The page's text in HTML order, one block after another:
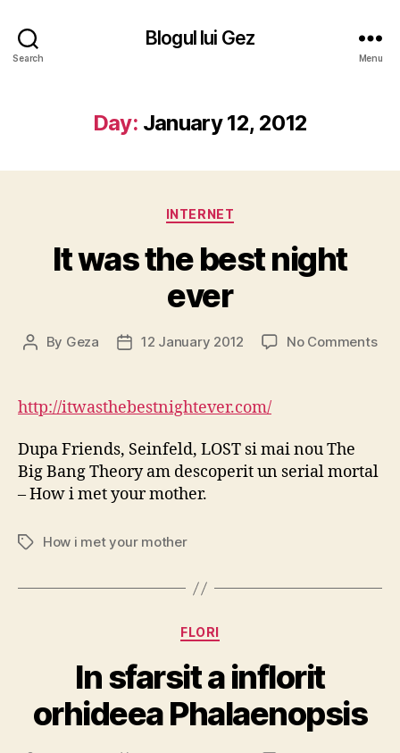
Search
Blogul lui Gez
Menu
Day: January 12, 2012
Categories
INTERNET
It was the best night
ever
Post
By Geza
Post12 January 2012 No Commentson
http://itwasthebestnightever.com/
Dupa Friends, Seinfeld, LOST si mai nou The
Big Bang Theory am descoperit un serial mortal
– How i met your mother.
TagsHow i met your mother
Categories
FLORI
In sfarsit a inflorit
orhideea Phalaenopsis